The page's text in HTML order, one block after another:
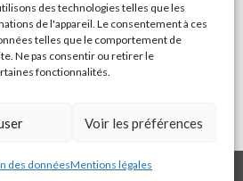
des technologies telles que les
de l'appareil. Le consentement à ces
telles que le comportement de
Ne pas consentir ou retirer le
fonctionnalités.
Voir les préférences
des donnéesMentions légales